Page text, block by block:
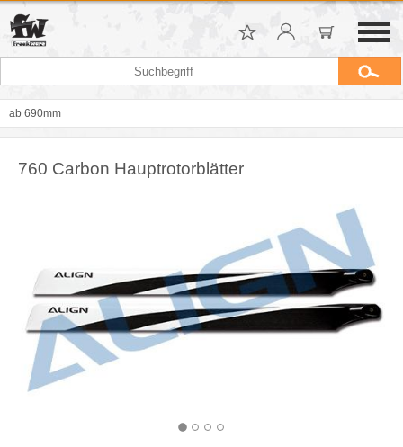
ab 690mm
760 Carbon Hauptrotorblätter